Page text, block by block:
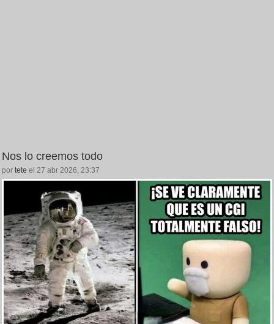
Nos lo creemos todo
por tete el 27 abr 2026, 23:37